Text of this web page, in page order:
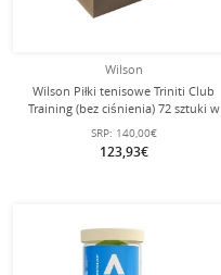
Wilson
Wilson Piłki tenisowe Triniti Club
Training (bez ciśnienia) 72 sztuki w
kartonie
SRP: 140,00€
123,93€